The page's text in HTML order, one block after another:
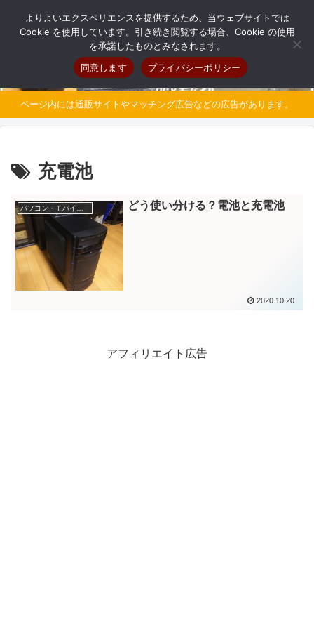
自分だけのオリジナルパソコンを持とう
ページ内には通販サイトやマッチング広告などの広告があります。
充電池
どう使い分ける？電池と充電池
2020.10.20
アフィリエイト広告
よりよいエクスペリエンスを提供するため、当ウェブサイトでは
Cookie を使用しています。引き続き閲覧する場合、Cookie の使用
を承諾したものとみなされます。
同意します
プライバシーポリシー